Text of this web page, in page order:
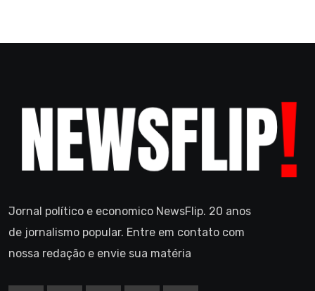
Jornal político e economico NewsFlip. 20 anos
de jornalismo popular. Entre em contato com
nossa redação e envie sua matéria